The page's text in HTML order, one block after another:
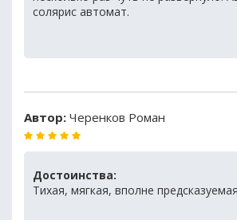
солярис автомат.
Автор: Черенков Роман
Достоинства:
Тихая, мягкая, вполне